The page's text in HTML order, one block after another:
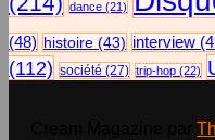
dance (21)
(48) histoire (43) interview
(112) société (27) trip-hop (22)